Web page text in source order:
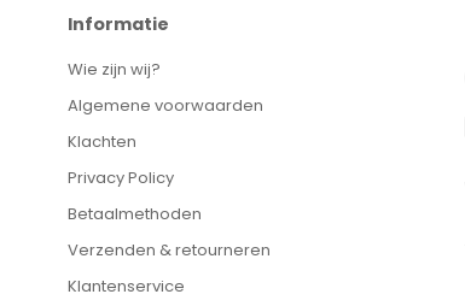
Informatie
Wie zijn wij?
Algemene voorwaarden
Klachten
Privacy Policy
Betaalmethoden
Verzenden & retourneren
Klantenservice